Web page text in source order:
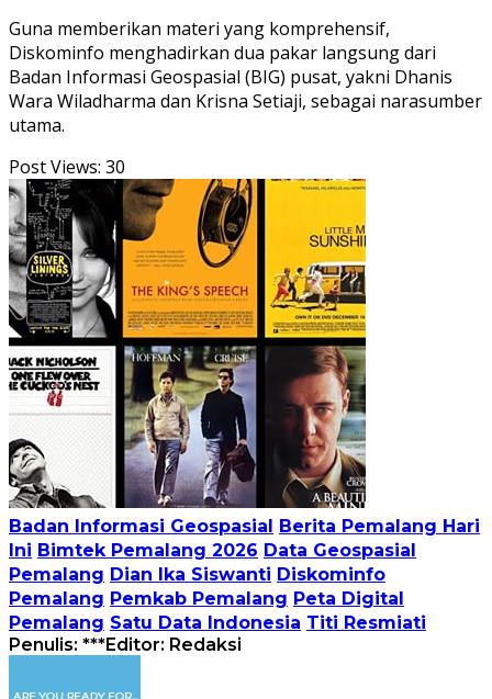
Guna memberikan materi yang komprehensif,
Diskominfo menghadirkan dua pakar langsung dari
Badan Informasi Geospasial (BIG) pusat, yakni Dhanis
Wara Wiladharma dan Krisna Setiaji, sebagai narasumber
utama.
Post Views: 30
Badan Informasi Geospasial Berita Pemalang Hari
Ini Bimtek Pemalang 2026 Data Geospasial
Pemalang Dian Ika Siswanti Diskominfo
Pemalang Pemkab Pemalang Peta Digital
Pemalang Satu Data Indonesia Titi Resmiati
Penulis: ***Editor: Redaksi